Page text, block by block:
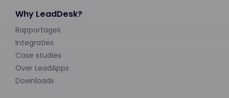
Why LeadDesk?
Rapportages
Integraties
Case studies
Over LeadApps
Downloads